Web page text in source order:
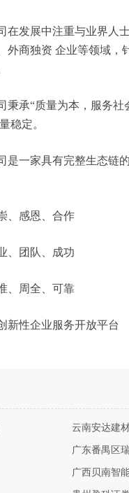
在发展中注重与业界人
外商独资 企业等领域
秉承“质量为本，服务
稳定。
是一家具有完整生态链
、感恩、合作
、团队、成功
、周全、可靠
新性企业服务开放平台
云南安达建
广东番禺区
广西贝南智